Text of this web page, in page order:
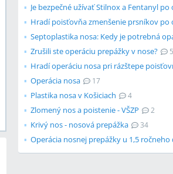
Zrušili ste operáciu prepážky v nose? 5
Operácia nosa 17
Plastika nosa v Košiciach 4
Zlomený nos a poistenie - VŠZP 2
Krivý nos - nosová prepážka 34